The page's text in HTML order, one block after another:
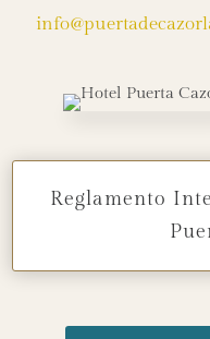
Reglamento